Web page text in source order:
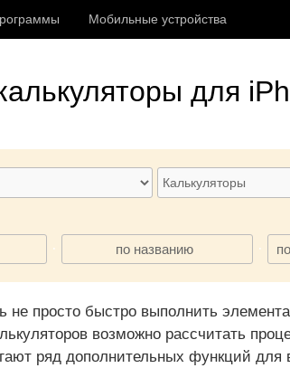
Мобильные устройства
для
· по названию ·
просто быстро выполнить
возможно рассчитать
ряд дополнительных функций для